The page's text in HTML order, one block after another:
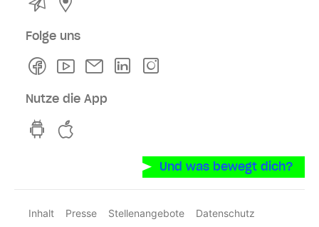
Kontakt
Folge uns
FacebookYoutubeNewsletterLinkedln
Nutze die App
hvv switch App auf GooglePlay
Und was bewegt dich?
Inhalt Presse Stellenangebote
Datenschutz